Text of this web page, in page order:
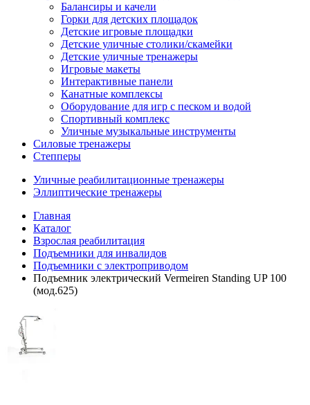
Балансиры и качели
Горки для детских площадок
Детские игровые площадки
Детские уличные столики/скамейки
Детские уличные тренажеры
Игровые макеты
Интерактивные панели
Канатные комплексы
Оборудование для игр с песком и водой
Спортивный комплекс
Уличные музыкальные инструменты
Силовые тренажеры
Степперы
Уличные реабилитационные тренажеры
Эллиптические тренажеры
Главная
Каталог
Взрослая реабилитация
Подъемники для инвалидов
Подъемники с электроприводом
Подъемник электрический Vermeiren Standing UP 100
(мод.625)